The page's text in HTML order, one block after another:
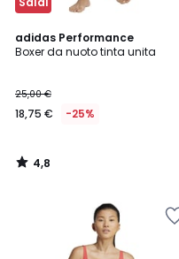
adidas Performance
Boxer da nuoto tinta unita
25,00 €
18,75 € -25%
4,8
/ 5
4,8
/